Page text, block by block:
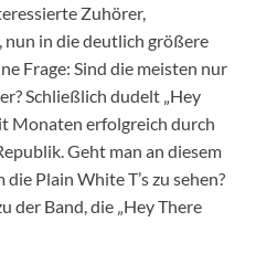
Zuhörer,
in die deutlich größere
Frage: Sind die meisten nur
Schließlich dudelt „Hey
Monaten erfolgreich durch
Geht man an diesem
Plain White T’s zu sehen?
der Band, die „Hey There